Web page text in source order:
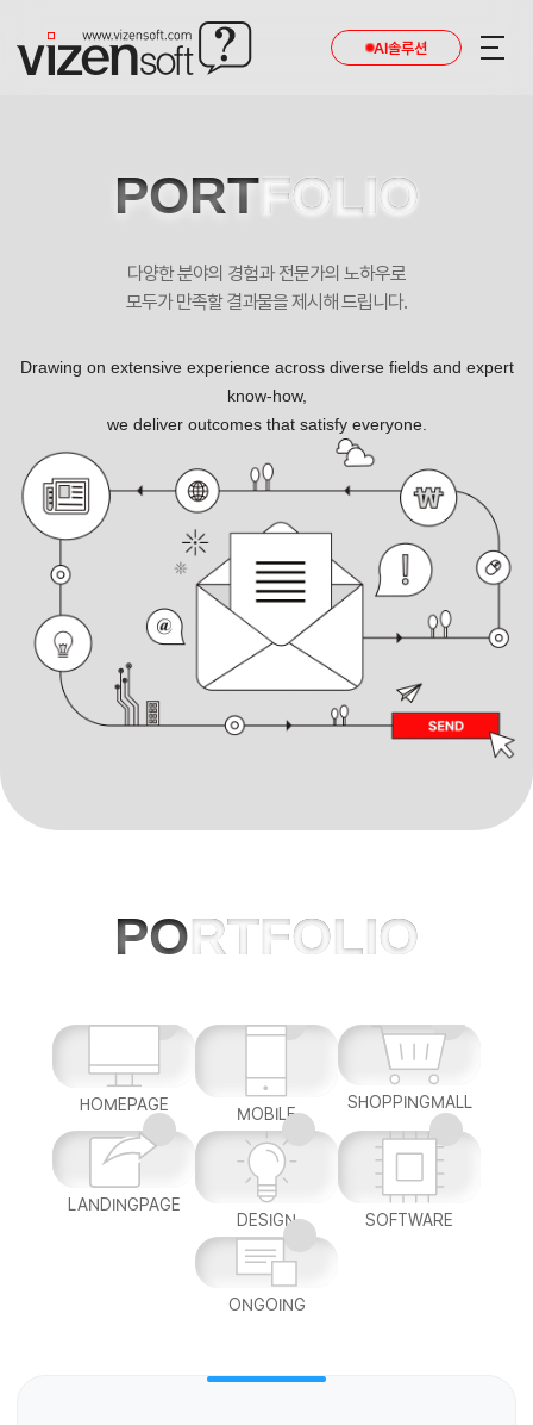
AI솔루션
비앤비컴퍼니 포트폴리오
PORTFOLIO
다양한 분야의 경험과 전문가의 노하우로
모두가 만족할 결과물을 제시해 드립니다.
Drawing on extensive experience across diverse fields and expert
know-how,
we deliver outcomes that satisfy everyone.
PORTFOLIO
HOMEPAGE MOBILE
SHOPPINGMALL
LANDINGPAGE
DESIGN
SOFTWARE
ONGOING